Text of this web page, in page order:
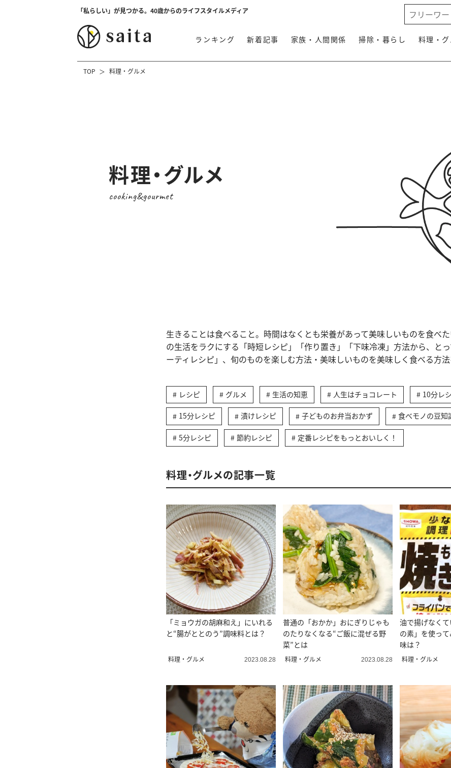
「私らしい」が見つかる。40歳からのライフスタイルメディア
ランキング 新着記事 家族・人間関係 掃除・暮らし 料理・グ
TOP 料理・グルメ
料理・グルメ
cooking&gourmet
生きることは食べること。時間はなくとも栄養があって美味しいものを食べ
の生活をラクにする「時短レシピ」「作り置き」「下味冷凍」方法から、と
ーティレシピ」、旬のものを楽しむ方法・美味しいものを美味しく食べる方法
レシピ グルメ 生活の知恵 人生はチョコレート 10分レ
15分レシピ 漬けレシピ 子どものお弁当おかず 食べモノの豆知
5分レシピ 節約レシピ 定番レシピをもっとおいしく！
料理・グルメの記事一覧
「ミョウガの胡麻和え」にいれる
と“腸がととのう”調味料とは？
料理・グルメ 2023.08.28
普通の「おかか」おにぎりじゃも
のたりなくなる“ご飯に混ぜる野
菜”とは
料理・グルメ 2023.08.28
油で揚げなく
の素」を使っ
味は？
料理・グルメ